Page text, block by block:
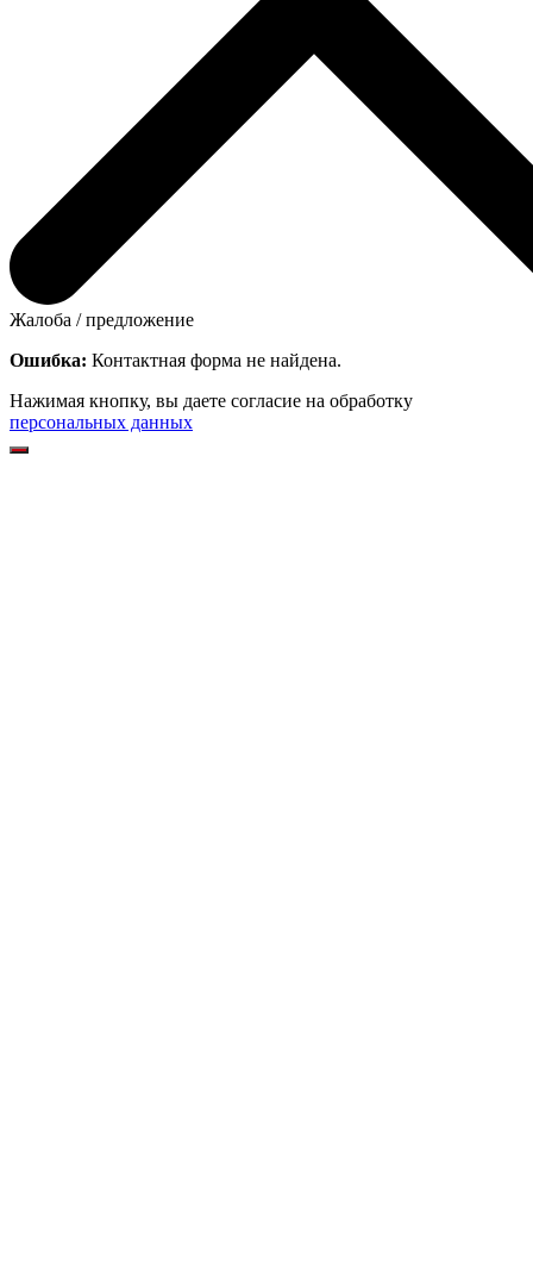
Жалоба / предложение
Ошибка: Контактная форма не найдена.
Нажимая кнопку, вы даете согласие на обработку
персональных данных